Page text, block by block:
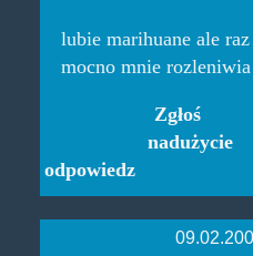
lubie marihuane ale
mocno mnie
odpowiedz
Zgłoś
nadużycie